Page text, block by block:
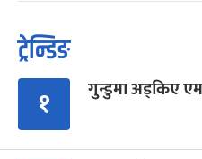
ट्रेन्डिङ
१ गुन्डुमा अड्किए